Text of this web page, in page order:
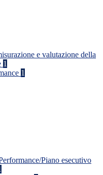
e valutazione della
1
1
Piano esecutivo